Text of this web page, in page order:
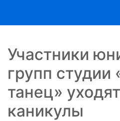
Участники
групп студии
танец»
каникулы